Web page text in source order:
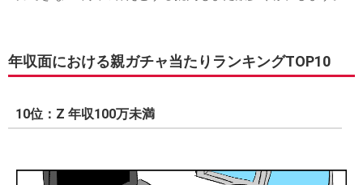
年収面における親ガチャ当たりランキングTOP10
10位：Z 年収100万未満